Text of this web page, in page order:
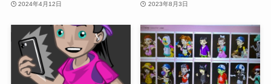
2024年4月12日 2023年8月3日